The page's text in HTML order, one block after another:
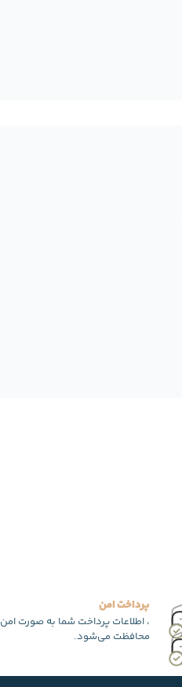
پرداخت امن
، اطلاعات پرداخت شما به صورت امن
محافظت می‌شود.